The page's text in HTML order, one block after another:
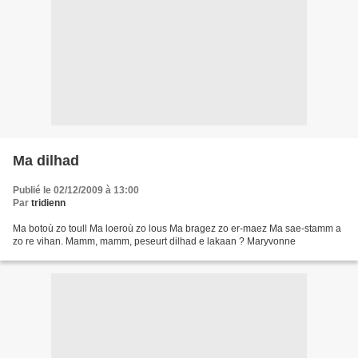
Ma dilhad
Publié le 02/12/2009 à 13:00
Par tridienn
Ma botoù zo toull Ma loeroù zo lous Ma bragez zo er-maez Ma sae-stamm a
zo re vihan. Mamm, mamm, peseurt dilhad e lakaan ? Maryvonne